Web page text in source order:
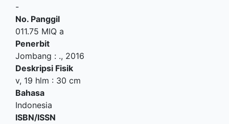
-
No. Panggil
011.75 MIQ a
Penerbit
Jombang : ., 2016
Deskripsi Fisik
v, 19 hlm : 30 cm
Bahasa
Indonesia
ISBN/ISSN